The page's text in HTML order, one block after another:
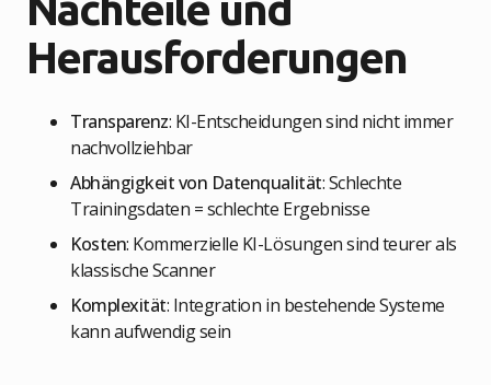
Herausforderungen
Transparenz: KI-Entscheidungen sind nicht immer
nachvollziehbar
Abhängigkeit von Datenqualität: Schlechte
Trainingsdaten = schlechte Ergebnisse
Kosten: Kommerzielle KI-Lösungen sind teurer als
klassische Scanner
Komplexität: Integration in bestehende Systeme
kann aufwendig sein